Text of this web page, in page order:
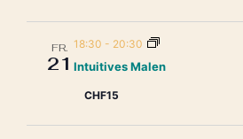
FR.
21
18:30 - 20:30
Intuitives Malen
CHF15